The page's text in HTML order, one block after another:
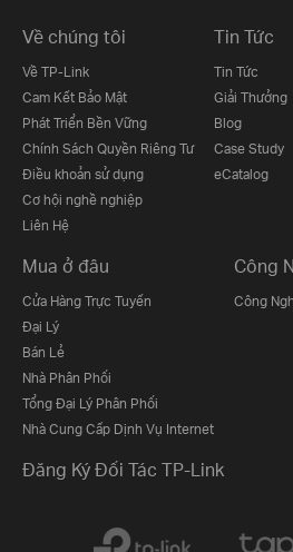
Về chúng tôi
Về TP-Link
Cam Kết Bảo Mật
Phát Triển Bền Vững
Chính Sách Quyền Riêng Tư
Điều khoản sử dụng
Cơ hội nghề nghiệp
Liên Hệ
Tin Tức
Tin Tức
Giải Thưởng
Blog
Case Study
eCatalog
Mua ở đâu
Cửa Hàng Trực Tuyến
Đại Lý
Bán Lẻ
Nhà Phân Phối
Tổng Đại Lý Phân Phối
Nhà Cung Cấp Dịnh Vụ Internet
Công
Công
Đăng Ký Đối Tác TP-Link